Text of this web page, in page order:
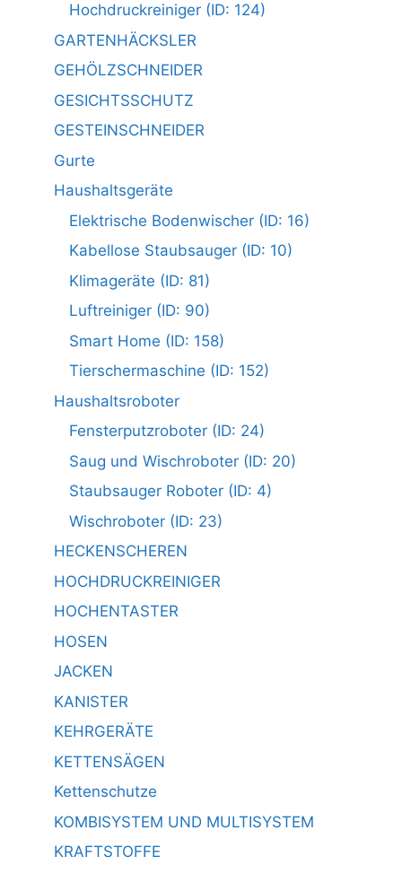
Hochdruckreiniger (ID: 124)
GARTENHÄCKSLER
GEHÖLZSCHNEIDER
GESICHTSSCHUTZ
GESTEINSCHNEIDER
Gurte
Haushaltsgeräte
Elektrische Bodenwischer (ID: 16)
Kabellose Staubsauger (ID: 10)
Klimageräte (ID: 81)
Luftreiniger (ID: 90)
Smart Home (ID: 158)
Tierschermaschine (ID: 152)
Haushaltsroboter
Fensterputzroboter (ID: 24)
Saug und Wischroboter (ID: 20)
Staubsauger Roboter (ID: 4)
Wischroboter (ID: 23)
HECKENSCHEREN
HOCHDRUCKREINIGER
HOCHENTASTER
HOSEN
JACKEN
KANISTER
KEHRGERÄTE
KETTENSÄGEN
Kettenschutze
KOMBISYSTEM UND MULTISYSTEM
KRAFTSTOFFE